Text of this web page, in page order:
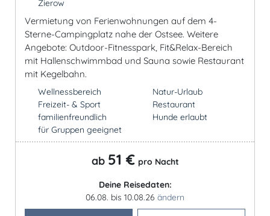
Zierow
Vermietung von Ferienwohnungen auf dem 4-
Sterne-Campingplatz nahe der Ostsee. Weitere
Angebote: Outdoor-Fitnesspark, Fit&Relax-Bereich
mit Hallenschwimmbad und Sauna sowie Restaurant
mit Kegelbahn.
Wellnessbereich
Freizeit- & Sport
familienfreundlich
für Gruppen geeignet
Natur-Urlaub
Restaurant
Hunde erlaubt
ab 51 € pro Nacht
Deine Reisedaten:
06.08. bis 10.08.26 ändern